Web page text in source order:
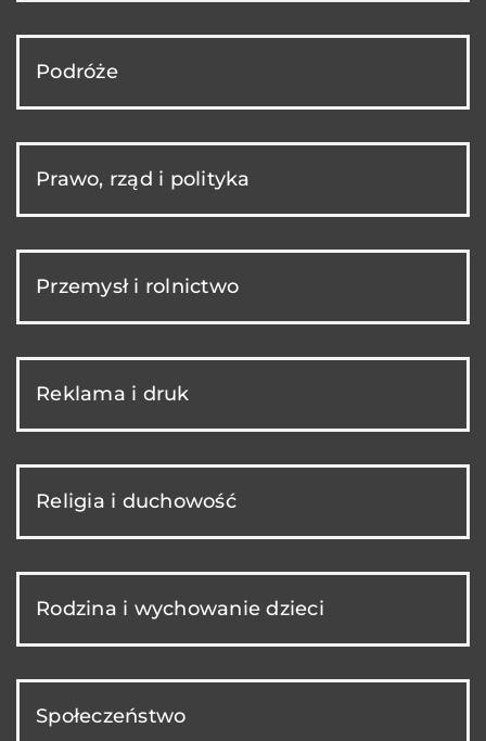
Podróże
Prawo, rząd i polityka
Przemysł i rolnictwo
Reklama i druk
Religia i duchowość
Rodzina i wychowanie dzieci
Społeczeństwo